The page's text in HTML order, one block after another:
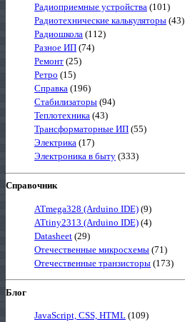
Радиоприемные устройства (101)
Радиотехнические калькуляторы (43)
Радиошкола (112)
Разное ИП (74)
Ремонт (25)
Ретро (15)
Справка (196)
Стабилизаторы (94)
Теплотехника (43)
Трансформаторные ИП (55)
Электрика (17)
Электроника в быту (333)
Справочник
ATmega328 (Arduino IDE) (9)
ATtiny2313 (Arduino IDE) (4)
Datasheet (29)
Отечественные микросхемы (71)
Отечественные транзисторы (173)
Блог
JavaScript, CSS, HTML (109)